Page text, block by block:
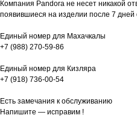
Компания Pandora не несет никакой
появившиеся на изделии после 7 дней
Единый номер для Махачкалы
+7 (988) 270-59-86
Единый номер для Кизляра
+7 (918) 736-00-54
Есть замечания к обслуживанию
Напишите — исправим !